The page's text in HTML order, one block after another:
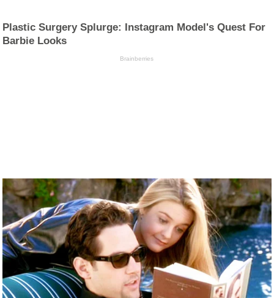
Plastic Surgery Splurge: Instagram Model's Quest For
Barbie Looks
Brainberries